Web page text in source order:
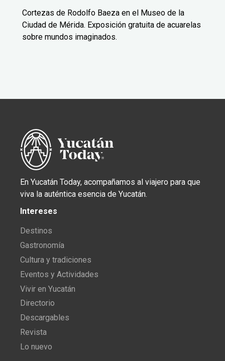
Cortezas de Rodolfo Baeza en el Museo de la
Ciudad de Mérida. Exposición gratuita de acuarelas
sobre mundos imaginados.
En Yucatán Today, acompañamos al viajero para que
viva la auténtica esencia de Yucatán.
Intereses
Destinos
Gastronomía
Cultura y tradiciones
Eventos y Actividades
Vivir en Yucatán
Directorio
Descargables
Revista
Lo nuevo